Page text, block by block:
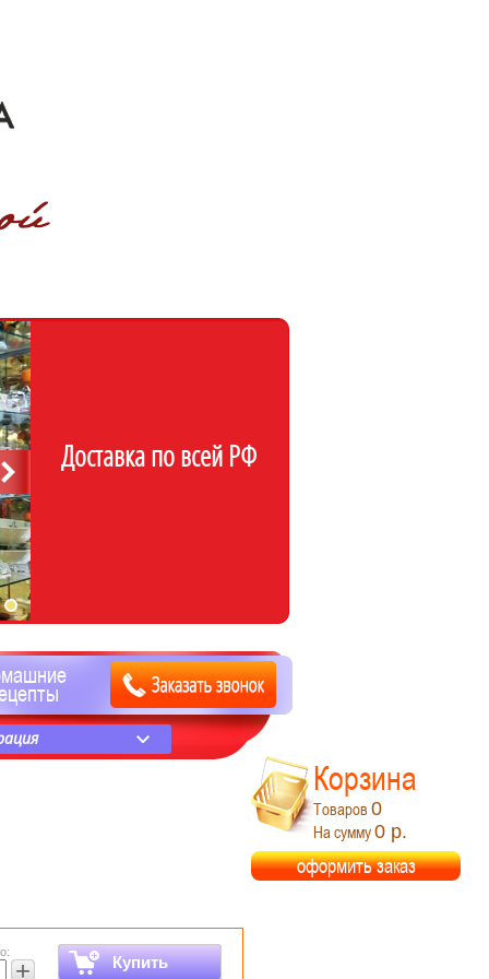
Доставка по всей РФ
+ Купить
Корзина
Товаров 0
На сумму0 р.
оформить заказ